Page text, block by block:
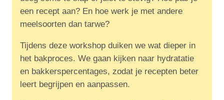
een recept aan? En hoe werk je met andere
meelsoorten dan tarwe?
Tijdens deze workshop duiken we wat dieper in
het bakproces. We gaan kijken naar hydratatie
en bakkerspercentages, zodat je recepten beter
leert begrijpen en aanpassen.